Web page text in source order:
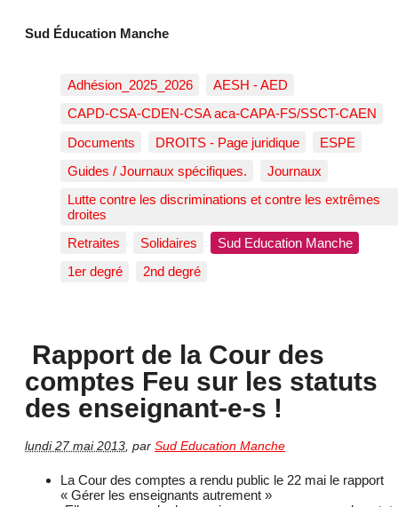
Sud Éducation Manche
Adhésion_2025_2026
AESH - AED
CAPD-CSA-CDEN-CSA aca-CAPA-FS/SSCT-CAEN
Documents
DROITS - Page juridique
ESPE
Guides / Journaux spécifiques.
Journaux
Lutte contre les discriminations et contre les extrêmes
droites
Retraites
Solidaires
Sud Education Manche
1er degré
2nd degré
Rapport de la Cour des
comptes Feu sur les statuts
des enseignant-e-s !
lundi 27 mai 2013 par Sud Education Manche
La Cour des comptes a rendu public le 22 mai le rapport
« Gérer les enseignants autrement »